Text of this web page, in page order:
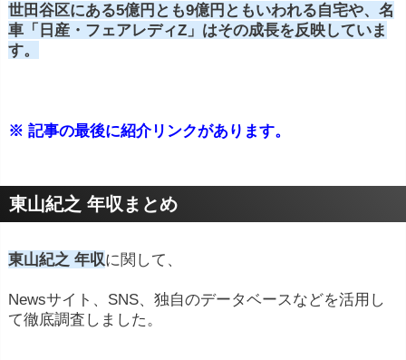
世田谷区にある5億円とも9億円ともいわれる自宅や、名
車「日産・フェアレディZ」はその成長を反映していま
す。
※ 記事の最後に紹介リンクがあります。
東山紀之 年収まとめ
東山紀之 年収に関して、
Newsサイト、SNS、独自のデータベースなどを活用し
て徹底調査しました。